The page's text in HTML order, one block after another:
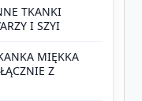
TKANKI
I SZYI
MIĘKKA
Z